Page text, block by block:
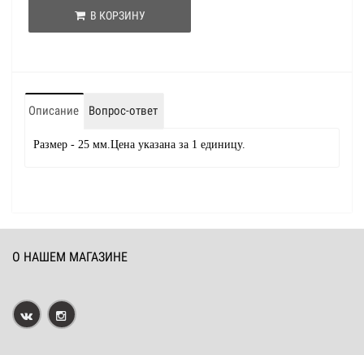
В КОРЗИНУ
Описание Вопрос-ответ
Размер - 25 мм.Цена указана за 1 единицу.
О НАШЕМ МАГАЗИНЕ